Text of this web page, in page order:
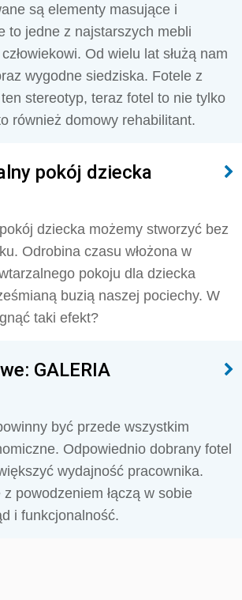
są elementy masujące i
to jedne z najstarszych mebli
Od wielu lat służą nam
wygodne siedziska. Fotele z
ten stereotyp, teraz fotel to nie tylko
również domowy rehabilitant.
pokój dziecka
dziecka możemy stworzyć bez
Odrobina czasu włożona w
pokoju dla dziecka
buzią naszej pociechy. W
taki efekt?
GALERIA
być przede wszystkim
Odpowiednio dobrany fotel
wydajność pracownika.
powodzeniem łączą w sobie
i funkcjonalność.